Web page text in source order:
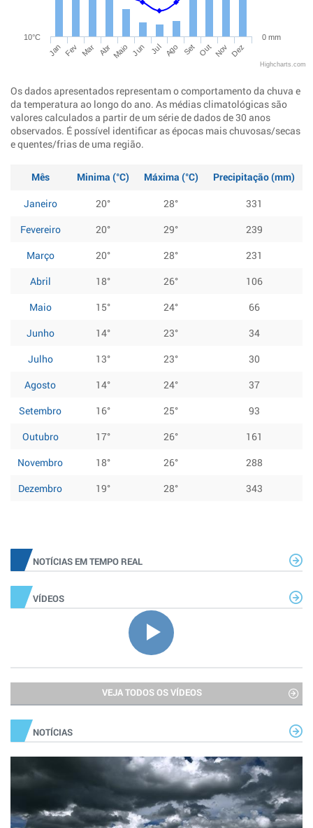
Jan Fev Mar Abr Maio Jun Jul Ago Set Out Nov Dez
10°C 0 mm
Highcharts.com
Os dados apresentados representam o comportamento da chuva e
da temperatura ao longo do ano. As médias climatológicas são
valores calculados a partir de um série de dados de 30 anos
observados. É possível identificar as épocas mais chuvosas/secas
e quentes/frias de uma região.
Mês Minima (°C) Máxima (°C)
Precipitação (mm)
Janeiro
20° 28°
331
Fevereiro
20° 29°
239
Março
20° 28°
231
Abril
18° 26°
106
Maio
15° 24°
66
Junho
14° 23°
34
Julho
13° 23°
30
Agosto
14° 24°
37
Setembro
16° 25°
93
Outubro
17° 26°
161
Novembro
18° 26°
288
Dezembro
19° 28° 343
NOTÍCIAS EM TEMPO REAL
VÍDEOS
VEJA TODOS OS VÍDEOS
NOTÍCIAS